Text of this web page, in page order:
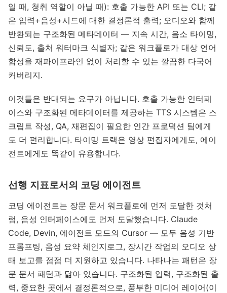
일 때, 청취 역할이 아닐 때): 호출 가능한 API 또는 CLI; 같
은 입력+음성+시드에 대한 결정론적 출력; 오디오와 함께
반환되는 구조화된 메타데이터 — 지속 시간, 음소 타이밍,
신뢰도, 출처 워터마크 식별자; 같은 워크플로가 대상 언어
합성을 재파이프라인 없이 처리할 수 있는 깔끔한 다국어
커버리지.
이것들은 반대되는 요구가 아닙니다. 호출 가능한 인터페
이스와 구조화된 메타데이터를 제공하는 TTS 시스템은 스
크립트 작성, QA, 재편집이 필요한 인간 프로덕션 팀에게
도 더 편리합니다. 타이밍 트랙은 영상 편집자에게도, 에이
전트에게도 똑같이 유용합니다.
선행 지표로서의 코딩 에이전트
코딩 에이전트는 장문 문서 워크플로에 먼저 도달한 것처
럼, 음성 인터페이스에도 먼저 도달했습니다. Claude
Code, Devin, 에이전트 모드의 Cursor — 모두 음성 기반
프롬프팅, 음성 요약 체인지로그, 장시간 작업의 오디오 상
태 보고를 점점 더 지원하고 있습니다. 나타나는 패턴은 장
문 문서 패턴과 닮아 있습니다. 구조화된 입력, 구조화된 출
력, 중요한 곳에서 결정론적으로, 풍부한 미디어 레이어(이